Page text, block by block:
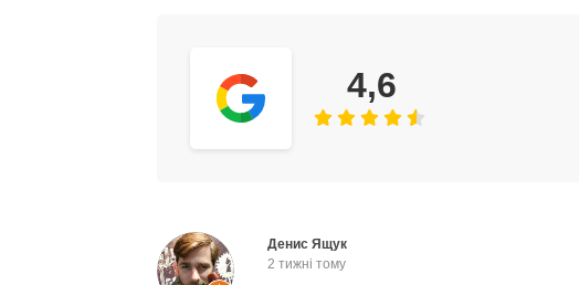
4,6
Денис Ящук
2 тижні тому